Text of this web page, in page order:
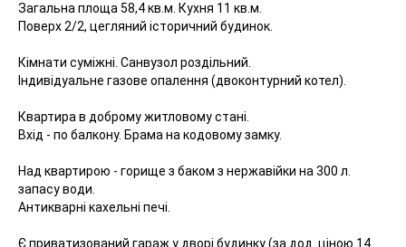
Загальна площа 58,4 кв.м. Кухня 11 кв.м.
Поверх 2/2, цегляний історичний будинок.
Кімнати суміжні. Санвузол роздільний.
Індивідуальне газове опалення (двоконтурний котел).
Квартира в доброму житловому стані.
Вхід - по балкону. Брама на кодовому замку.
Над квартирою - горище з баком з нержавійки на 300 л.
запасу води.
Антикварні кахельні печі.
Є приватизований гараж у дворі будинку (за дод. ціною 14